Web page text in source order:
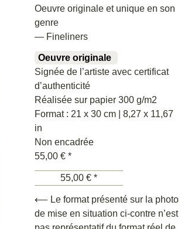
Oeuvre originale et unique en son
genre
— Fineliners
Oeuvre originale
Signée de l’artiste avec certificat
d’authenticité
Réalisée sur papier 300 g/m2
Format : 21 x 30 cm | 8,27 x 11,67
in
Non encadrée
55,00 € *
55,00 € *
⟵ Le format présenté sur la photo
de mise en situation ci-contre n’est